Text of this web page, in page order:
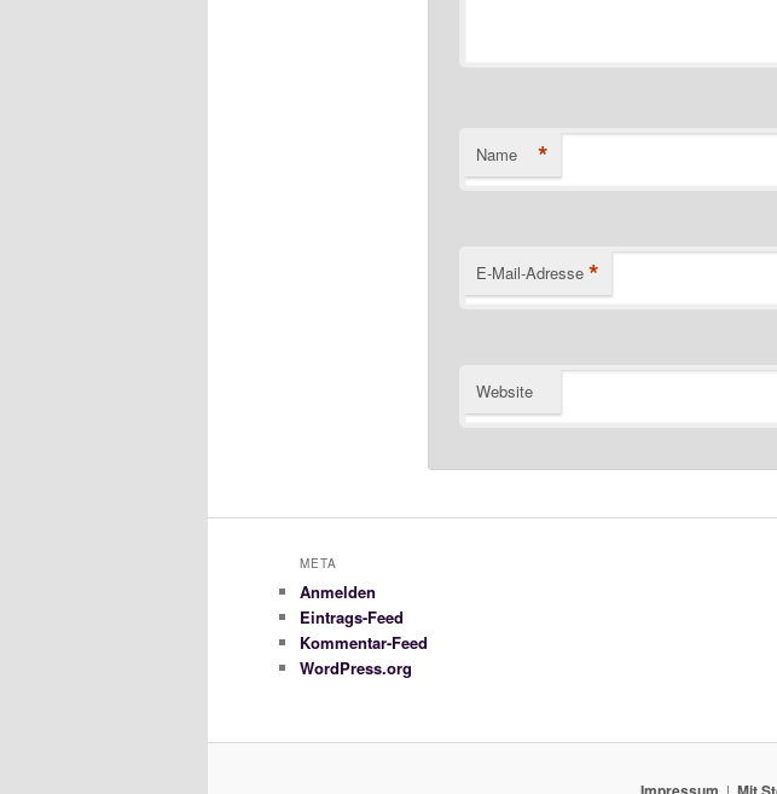
Name *
E-Mail-Adresse *
Website
META
Anmelden
Eintrags-Feed
Kommentar-Feed
WordPress.org